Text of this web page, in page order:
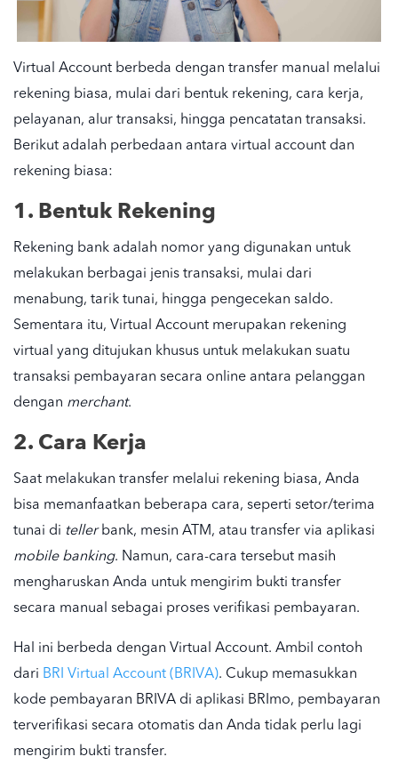
Virtual Account berbeda dengan transfer manual melalui
rekening biasa, mulai dari bentuk rekening, cara kerja,
pelayanan, alur transaksi, hingga pencatatan transaksi.
Berikut adalah perbedaan antara virtual account dan
rekening biasa:
1. Bentuk Rekening
Rekening bank adalah nomor yang digunakan untuk
melakukan berbagai jenis transaksi, mulai dari
menabung, tarik tunai, hingga pengecekan saldo.
Sementara itu, Virtual Account merupakan rekening
virtual yang ditujukan khusus untuk melakukan suatu
transaksi pembayaran secara online antara pelanggan
dengan merchant.
2. Cara Kerja
Saat melakukan transfer melalui rekening biasa, Anda
bisa memanfaatkan beberapa cara, seperti setor/terima
tunai di tellerbank, mesin ATM, atau transfer via aplikasi
mobile banking. Namun, cara-cara tersebut masih
mengharuskan Anda untuk mengirim bukti transfer
secara manual sebagai proses verifikasi pembayaran.
Hal ini berbeda dengan Virtual Account. Ambil contoh
dari BRI Virtual Account (BRIVA). Cukup memasukkan
kode pembayaran BRIVA di aplikasi BRImo, pembayaran
terverifikasi secara otomatis dan Anda tidak perlu lagi
mengirim bukti transfer.